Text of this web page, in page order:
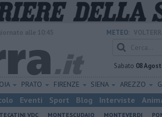
METEO:
Sabato 08
PRATO FIRENZE SIENA AREZZO
Eventi Sport Blog Interviste
VDC MONTESCUDAIO MONTEVERDI